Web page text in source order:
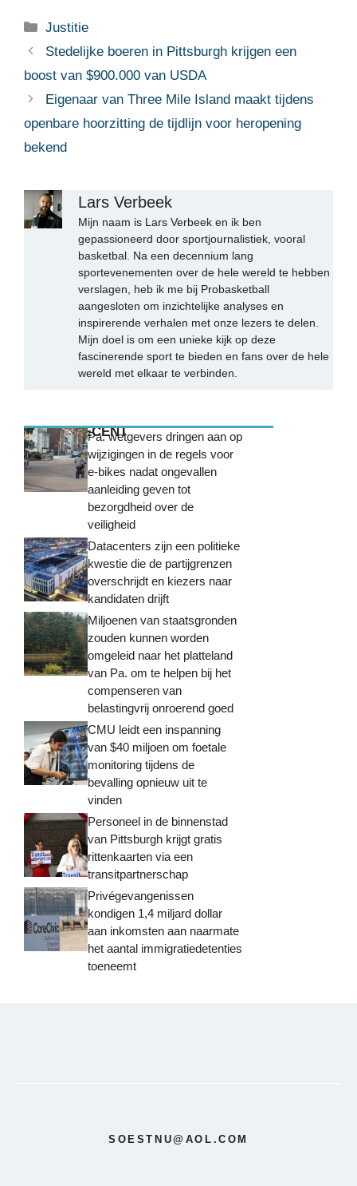
Categorieën
Justitie
Stedelijke boeren in Pittsburgh krijgen een
boost van $900.000 van USDA
Eigenaar van Three Mile Island maakt tijdens
openbare hoorzitting de tijdlijn voor heropening
bekend
Lars Verbeek
Mijn naam is Lars Verbeek en ik ben
gepassioneerd door sportjournalistiek, vooral
basketbal. Na een decennium lang
sportevenementen over de hele wereld te hebben
verslagen, heb ik me bij Probasketball
aangesloten om inzichtelijke analyses en
inspirerende verhalen met onze lezers te delen.
Mijn doel is om een unieke kijk op deze
fascinerende sport te bieden en fans over de hele
wereld met elkaar te verbinden.
MEEST RECENTPa. wetgevers dringen aan op
wijzigingen in de regels voor
e-bikes nadat ongevallen
aanleiding geven tot
bezorgdheid over de
veiligheid
Datacenters zijn een politieke
kwestie die de partijgrenzen
overschrijdt en kiezers naar
kandidaten drijft
Miljoenen van staatsgronden
zouden kunnen worden
omgeleid naar het platteland
van Pa. om te helpen bij het
compenseren van
belastingvrij onroerend goed
CMU leidt een inspanning
van $40 miljoen om foetale
monitoring tijdens de
bevalling opnieuw uit te
vinden
Personeel in de binnenstad
van Pittsburgh krijgt gratis
rittenkaarten via een
transitpartnerschap
Privégevangenissen
kondigen 1,4 miljard dollar
aan inkomsten aan naarmate
het aantal immigratiedetenties
toeneemt
SOESTNU@AOL.COM